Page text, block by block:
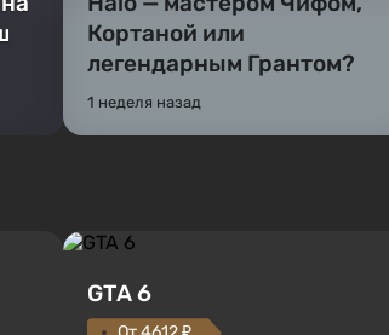
Кортаной или
легендарным Грантом?
1 неделя назад
GTA 6